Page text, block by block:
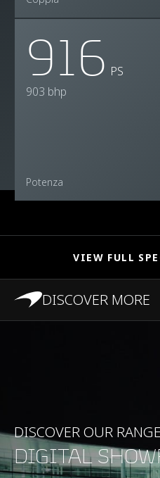
916 PS
903 bhp
Potenza
VIEW FULL
0-100kph (62mph)
0-200kph (124mph)
DISCOVER MORE
DISCOVER OUR RANGE
DIGITAL